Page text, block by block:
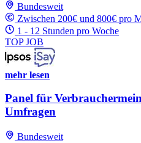
Bundesweit
Zwischen 200€ und 800€ pro
1 - 12 Stunden pro Woche
TOP JOB
mehr lesen
Panel für
Umfragen
Bundesweit